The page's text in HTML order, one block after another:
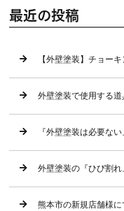
最近の投稿
【外壁塗装】チョー
外壁塗装で使用する
『外壁塗装は必要な
外壁塗装の『ひび割
熊本市の新規店舗様に